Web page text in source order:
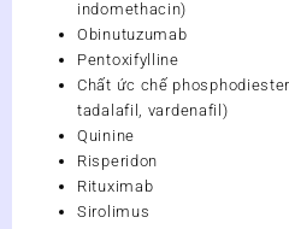
indomethacin)
Obinutuzumab
Pentoxifylline
Chất ức chế
tadalafil, vardenafil)
Quinine
Risperidon
Rituximab
Sirolimus